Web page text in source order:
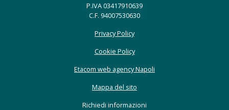
P.IVA 03417910639
C.F. 94007530630
Privacy Policy
Cookie Policy
Etacom web agency Napoli
Mappa del sito
Richiedi informazioni